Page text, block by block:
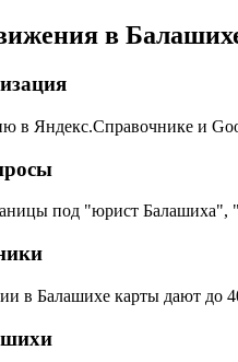
в
в Яндекс.Справочнике и
под "юрист
в Балашихе карты дают до